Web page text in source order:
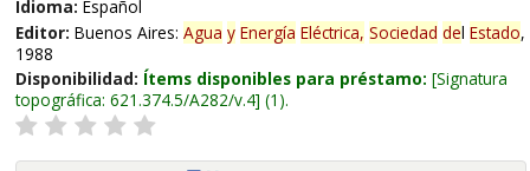
Idioma: Español
Editor: Buenos Aires: Agua y Energía Eléctrica, Sociedad del Estado,
1988
Disponibilidad: Ítems disponibles para préstamo: Signatura
topográfica: 621.374.5/A282/v.4 (1).